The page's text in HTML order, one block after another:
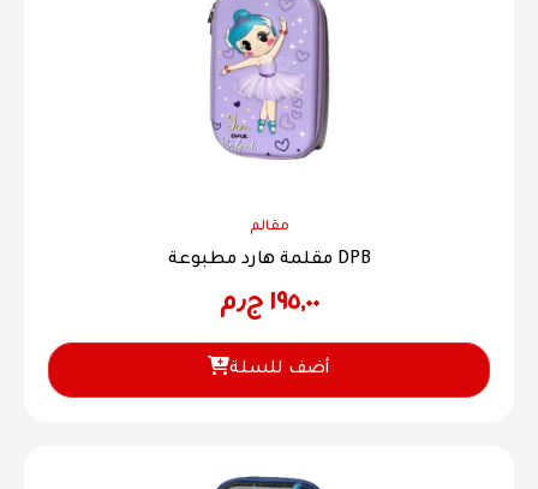
مقالم
مقلمة هارد مطبوعة DPB
١٩٥,٠٠ ج٫م
أضف للسلة